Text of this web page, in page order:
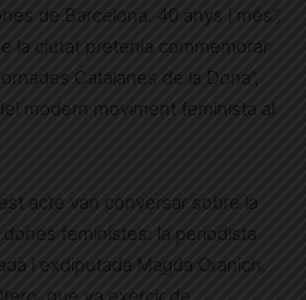
de Barcelona. 40 anys i més”,
la ciutat pretenia commemorar
Catalanes de la Dona”,
modern moviment feminista al
acte van conversar sobre la
feministes: la periodista
i exdiputada Magda Oranich,